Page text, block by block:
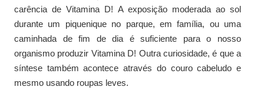
carência de Vitamina D! A exposição moderada ao sol
durante um piquenique no parque, em família, ou uma
caminhada de fim de dia é suficiente para o nosso
organismo produzir Vitamina D! Outra curiosidade, é que a
síntese também acontece através do couro cabeludo e
mesmo usando roupas leves.